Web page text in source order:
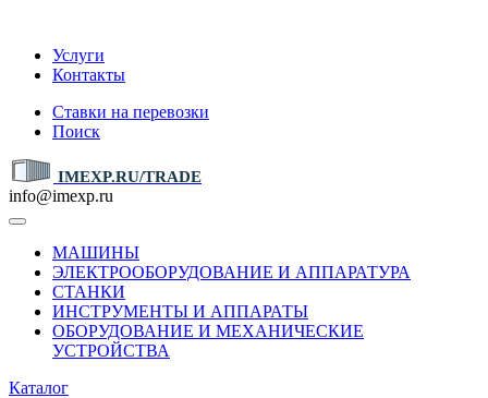
Услуги
Контакты
Ставки на перевозки
Поиск
IMEXP.RU/TRADE
info@imexp.ru
МАШИНЫ
ЭЛЕКТРООБОРУДОВАНИЕ И АППАРАТУРА
СТАНКИ
ИНСТРУМЕНТЫ И АППАРАТЫ
ОБОРУДОВАНИЕ И МЕХАНИЧЕСКИЕ
УСТРОЙСТВА
Каталог